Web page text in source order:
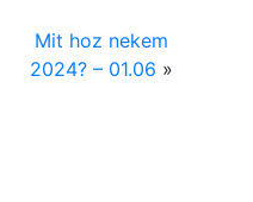
Mit hoz nekem
2024? – 01.06 »